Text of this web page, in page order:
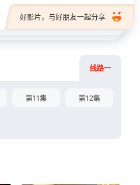
好影片，与好朋友一起分享
线路一
第11集 第12集